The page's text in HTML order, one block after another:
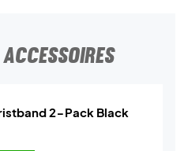
2-Pack Black